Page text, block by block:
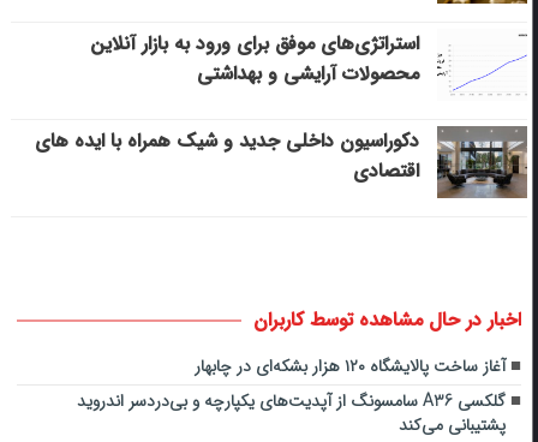
استراتژی‌های موفق برای ورود به بازار آنلاین
محصولات آرایشی و بهداشتی
دکوراسیون داخلی جدید و شیک همراه با ایده های
اقتصادی
اخبار در حال مشاهده توسط کاربران
آغاز ساخت پالایشگاه ۱۲۰ هزار بشکه‌ای در چابهار
گلکسی A36 سامسونگ از آپدیت‌های یکپارچه و بی‌دردسر اندروید
پشتیبانی می‌کند